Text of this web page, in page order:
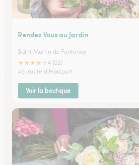
Rendez Vous au Jardin
Saint Martin de Fontenay
★★★★
4 (22)
49, route d'Harcourt
Voir la boutique